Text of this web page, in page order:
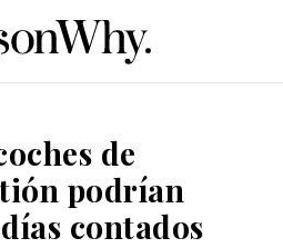
de
podrían
contados